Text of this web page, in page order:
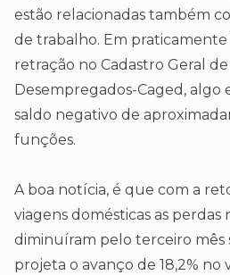
estão relacionadas também
de trabalho. Em praticamente
retração no Cadastro Geral
Desempregados-Caged, algo
saldo negativo de
funções.
A boa notícia, é que com a
viagens domésticas as perdas
diminuíram pelo terceiro mês
projeta o avanço de 18,2%